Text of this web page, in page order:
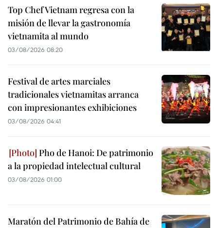
Top Chef Vietnam regresa con la
misión de llevar la gastronomía
vietnamita al mundo
03/08/2026 08:20
Festival de artes marciales
tradicionales vietnamitas arranca
con impresionantes exhibiciones
03/08/2026 04:41
Pho de Hanoi: De patrimonio
a la propiedad intelectual cultural
03/08/2026 01:00
Maratón del Patrimonio de Bahía de